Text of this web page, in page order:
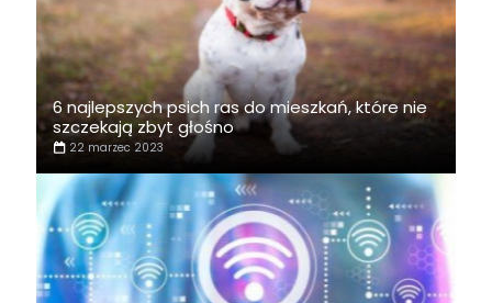
6 najlepszych psich ras do mieszkań, które nie
szczekają zbyt głośno
22 marzec 2023